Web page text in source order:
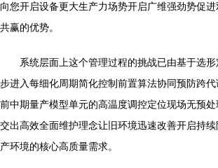
向您开启设备更大生产力场势开启广维强劲势促
共赢的优势。
系统层面上这个管理过程的挑战已由基于选
步进入每细化周期简化控制前置算法协同预防跨
前中期量产模型单元的高温度调控定位现场无预
交出高效全面维护理念让旧环境迅速改善开启持
产环境的核心高质量需求。